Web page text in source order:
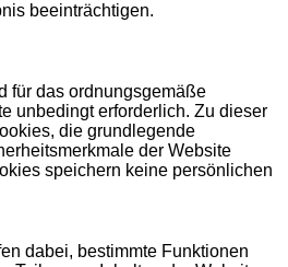
beeinträchtigen.
für das ordnungsgemäße
unbedingt erforderlich. Zu dieser
die grundlegende
der Website
speichern keine persönlichen
dabei, bestimmte Funktionen